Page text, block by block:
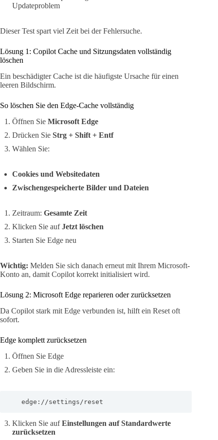
Updateproblem
Dieser Test spart viel Zeit bei der Fehlersuche.
Lösung 1: Copilot Cache und Sitzungsdaten vollständig
löschen
Ein beschädigter Cache ist die häufigste Ursache für einen
leeren Bildschirm.
So löschen Sie den Edge-Cache vollständig
Öffnen Sie Microsoft Edge
Drücken Sie Strg + Shift + Entf
Wählen Sie:
Cookies und Websitedaten
Zwischengespeicherte Bilder und Dateien
Zeitraum: Gesamte Zeit
Klicken Sie aufJetzt löschen
Starten Sie Edge neu
Wichtig: Melden Sie sich danach erneut mit Ihrem Microsoft-
Konto an, damit Copilot korrekt initialisiert wird.
Lösung 2: Microsoft Edge reparieren oder zurücksetzen
Da Copilot stark mit Edge verbunden ist, hilft ein Reset oft
sofort.
Edge komplett zurücksetzen
Öffnen Sie Edge
Geben Sie in die Adressleiste ein:
   edge://settings/reset
Klicken Sie aufEinstellungen auf Standardwerte
zurücksetzen